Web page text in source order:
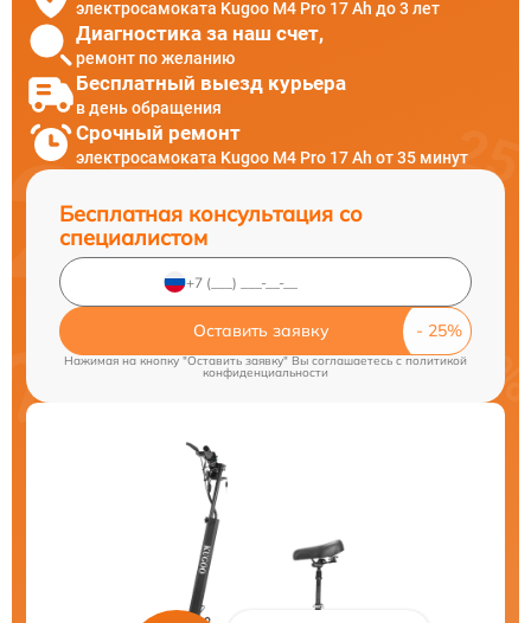
электросамоката Kugoo M4 Pro 17 Ah до 3 лет
Диагностика за наш счет,
ремонт по желанию
Бесплатный выезд курьера
в день обращения
Срочный ремонт
электросамоката Kugoo M4 Pro 17 Ah от 35 минут
Бесплатная консультация со
специалистом
Оставить заявку
Нажимая на кнопку "Оставить заявку" Вы соглашаетесь cполитикой
конфиденциальности